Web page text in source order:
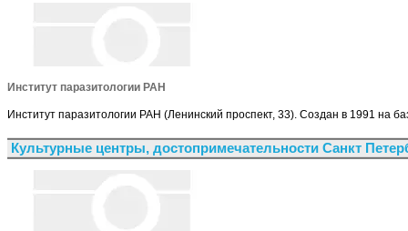
Институт паразитологии РАН
Институт паразитологии РАН (Ленинский проспект, 33). Создан в 1991 на
Культурные центры, достопримечательности Санкт